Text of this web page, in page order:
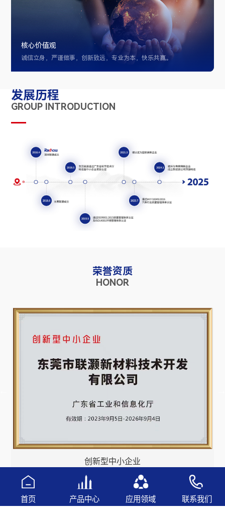
核心价值观
诚信立身，严谨做事，创新致远，专业为本，快乐共赢。
发展历程
GROUP INTRODUCTION
荣誉资质
HONOR
创新型中小企业
首页 产品中心 应用领域 联系我们